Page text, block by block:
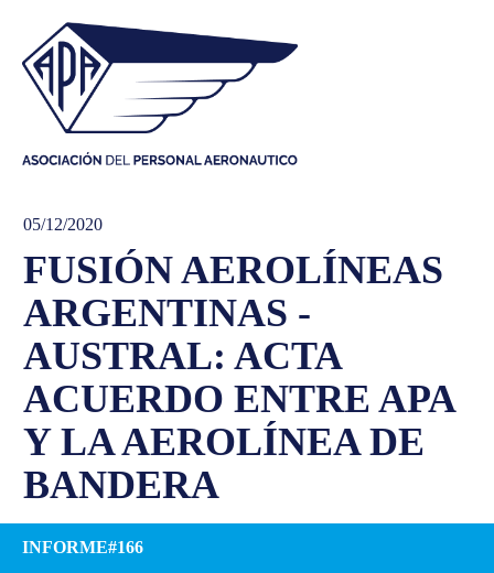
05/12/2020
FUSIÓN AEROLÍNEAS
ARGENTINAS -
AUSTRAL: ACTA
ACUERDO ENTRE APA
Y LA AEROLÍNEA DE
BANDERA
INFORME#166